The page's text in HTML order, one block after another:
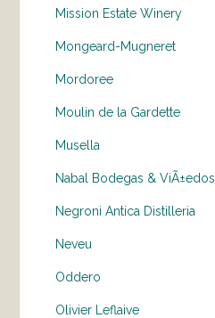
Mission Estate Winery
Mongeard-Mugneret
Mordoree
Moulin de la Gardette
Musella
Nabal Bodegas & ViÃ±edos
Negroni Antica Distilleria
Neveu
Oddero
Olivier Leflaive